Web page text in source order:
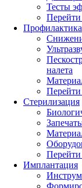
Тесты
Перейти
Профилактика
налета
Перейти
Стерилизация
Перейти
Имплантация